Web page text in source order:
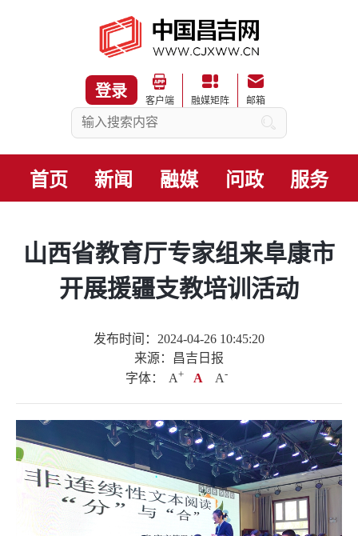
登录
客户端 融媒矩阵 邮箱
首页 新闻 融媒 问政 服务
山西省教育厅专家组来阜康市
开展援疆支教培训活动
发布时间：2024-04-26 10:45:20
来源：昌吉日报
字体：
A+ A A-